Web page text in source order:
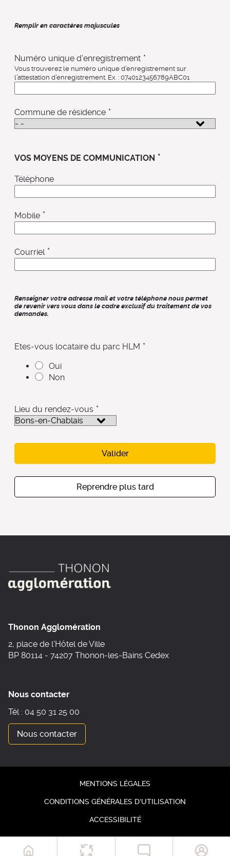
Remplir en caractères majuscules
Numéro unique d'enregistrement *
Vous trouverez le numéro unique d’enregistrement sur
l’attestation d’enregistrement. Ex. : 0740123456789ABC01
Commune de résidence *
VOS MOYENS DE COMMUNICATION *
Téléphone
Mobile *
Courriel *
Renseigner votre adresse mail et votre téléphone nous permet
de revenir vers vous dans le cadre exclusif du traitement de vos
demandes.
Etes-vous locataire du parc HLM *
Oui
Non
Lieu du rendez-vous *
Valider
Reprendre plus tard
Thonon Agglomération
2, place de l'Hôtel de Ville
BP 80114 - 74207 Thonon-les-Bains Cedex
Nous contacter
Tél : 04 50 31 25 00
Nous contacter
MENTIONS LÉGALES
CONDITIONS GÉNÉRALES D'UTILISATION
ACCESSIBILITÉ